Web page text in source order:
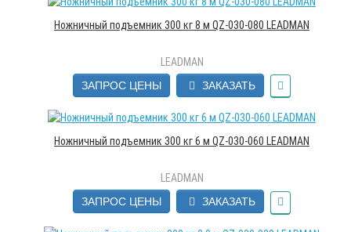
Ножничный подъемник 300 кг 8 м QZ-030-080 LEADMAN
LEADMAN
ЗАПРОС ЦЕНЫ
ЗАКАЗАТЬ
Ножничный подъемник 300 кг 6 м QZ-030-060 LEADMAN
LEADMAN
ЗАПРОС ЦЕНЫ
ЗАКАЗАТЬ